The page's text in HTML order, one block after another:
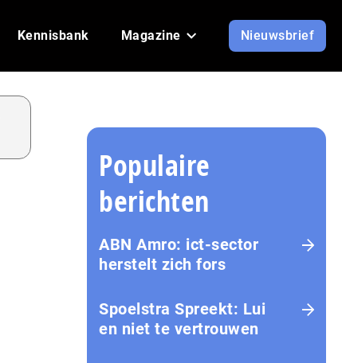
Kennisbank Magazine Nieuwsbrief
Populaire
berichten
ABN Amro: ict-sector
herstelt zich fors
Spoelstra Spreekt: Lui
en niet te vertrouwen